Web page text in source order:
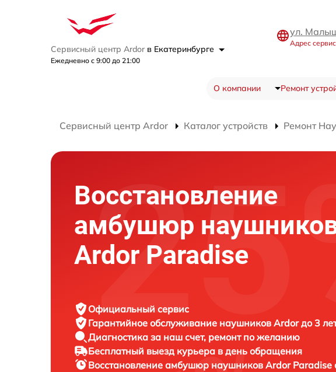
Сервисный центр Ardor в Екатеринбурге
Ежедневно с 9:00 до 21:00
ул.
Адрес
О компании Ремонт
Сервисный центр Ardor Каталог устройств Ремонт
Восстановление
амбушюр
Ardor Paradise
Официальный сервис
Гарантийное обслуживание наушников Ardor до 3
Диагностика за наш счет, ремонт по желанию
Бесплатный выезд курьера в день обращения
Восстановление амбушюр наушников Ardor Paradise